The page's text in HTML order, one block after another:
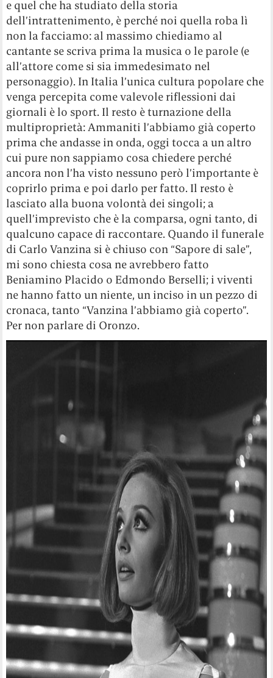
e quel che ha studiato della storia
dell’intrattenimento, è perché noi quella roba lì
non la facciamo: al massimo chiediamo al
cantante se scriva prima la musica o le parole (e
all’attore come si sia immedesimato nel
personaggio). In Italia l’unica cultura popolare che
venga percepita come valevole riflessioni dai
giornali è lo sport. Il resto è turnazione della
multiproprietà: Ammaniti l’abbiamo già coperto
prima che andasse in onda, oggi tocca a un altro
cui pure non sappiamo cosa chiedere perché
ancora non l’ha visto nessuno però l’importante è
coprirlo prima e poi darlo per fatto. Il resto è
lasciato alla buona volontà dei singoli; a
quell’imprevisto che è la comparsa, ogni tanto, di
qualcuno capace di raccontare. Quando il funerale
di Carlo Vanzina si è chiuso con “Sapore di sale”,
mi sono chiesta cosa ne avrebbero fatto
Beniamino Placido o Edmondo Berselli; i viventi
ne hanno fatto un niente, un inciso in un pezzo di
cronaca, tanto “Vanzina l’abbiamo già coperto”.
Per non parlare di Oronzo.